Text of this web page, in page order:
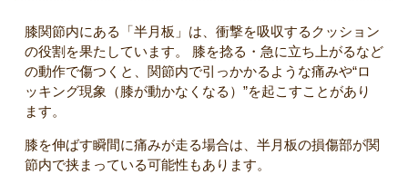
膝関節内にある「半月板」は、衝撃を吸収するクッション
の役割を果たしています。 膝を捻る・急に立ち上がるなど
の動作で傷つくと、関節内で引っかかるような痛みや“ロ
ッキング現象（膝が動かなくなる）”を起こすことがあり
ます。
膝を伸ばす瞬間に痛みが走る場合は、半月板の損傷部が関
節内で挟まっている可能性もあります。